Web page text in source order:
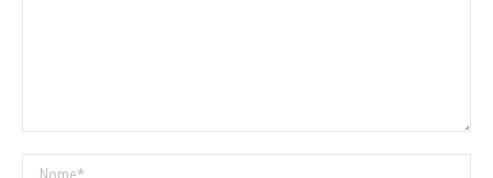
Nome *